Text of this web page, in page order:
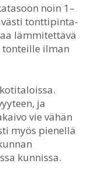
noin 1–
tonttipinta-
lämmitettävä
ilman
ja
vie vähän
myös pienellä
kunnissa.